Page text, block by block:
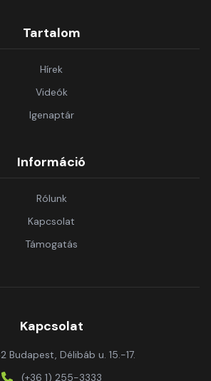
Tartalom
Hírek
Videók
Igenaptár
Információ
Rólunk
Kapcsolat
Támogatás
Kapcsolat
Budapest, Délibáb u. 15.-17.
(+36 1) 255-3333